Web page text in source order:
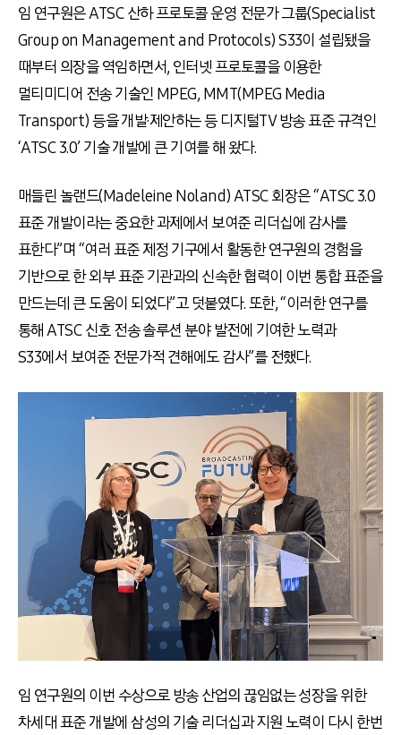
임 연구원은ATSC산하 프로토콜 운영 전문가 그룹(Specialist
Group on Management and Protocols) S33이 설립됐을
때부터 의장을 역임하면서, 인터넷 프로토콜을 이용한
멀티미디어 전송 기술인 MPEG, MMT(MPEG Media
Transport)등을 개발·제안하는 등 디지털TV방송 표준 규격인
‘ATSC 3.0’ 기술 개발에 큰 기여를 해 왔다.
매들린 놀랜드(Madeleine Noland) ATSC회장은“ATSC 3.0
표준 개발이라는 중요한 과제에서 보여준 리더십에 감사를
표한다”며 “여러 표준 제정 기구에서 활동한 연구원의 경험을
기반으로 한 외부 표준 기관과의 신속한 협력이 이번 통합 표준을
만드는데 큰 도움이 되었다”고 덧붙였다.또한, “이러한 연구를
통해ATSC신호 전송 솔루션 분야 발전에 기여한 노력과
S33에서 보여준 전문가적 견해에도 감사”를 전했다.
임 연구원의 이번 수상으로 방송 산업의 끊임없는 성장을 위한
차세대 표준 개발에 삼성의 기술 리더십과 지원 노력이 다시 한번